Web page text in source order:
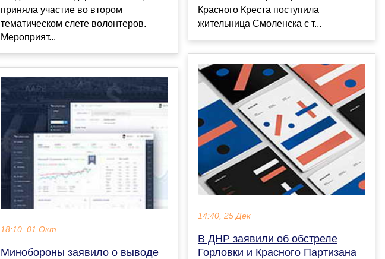
приняла участие во втором
тематическом слете волонтеров.
Мероприят...
18:10, 01 Окт
Минобороны заявило о выводе
Красного Креста поступила
жительница Смоленска с т...
14:40, 25 Дек
В ДНР заявили об обстреле
Горловки и Красного Партизана